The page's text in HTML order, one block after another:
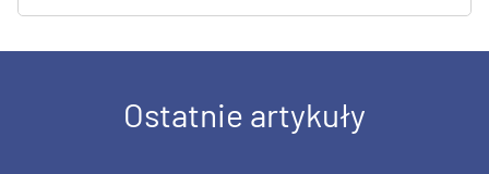
Ostatnie artykuły